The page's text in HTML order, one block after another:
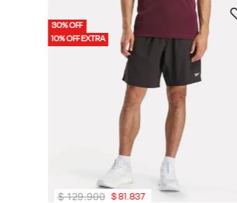
30% OFF
10% OFF EXTRA
$ 129.900 $81.837